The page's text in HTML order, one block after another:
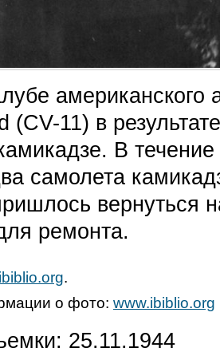
американского
(CV-11) в
В
самолета
вернуться
ремонта.
.
о фото: www.ibiblio.org
25.11.1944